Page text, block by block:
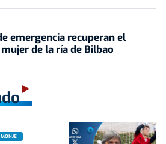
emergencia recuperan el
de la ría de Bilbao